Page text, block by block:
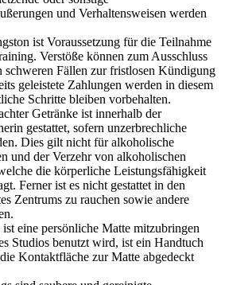
und Verhaltensweisen werden
ist Voraussetzung für die Teilnahme
Verstöße können zum Ausschluss
schweren Fällen zur fristlosen Kündigung
geleistete Zahlungen werden in diesem
Schritte bleiben vorbehalten.
Getränke ist innerhalb der
gestattet, sofern unzerbrechliche
Dies gilt nicht für alkoholische
und der Verzehr von alkoholischen
die körperliche Leistungsfähigkeit
Ferner ist es nicht gestattet in den
Zentrums zu rauchen sowie andere
eine persönliche Matte mitzubringen
Studios benutzt wird, ist ein Handtuch
Kontaktfläche zur Matte abgedeckt